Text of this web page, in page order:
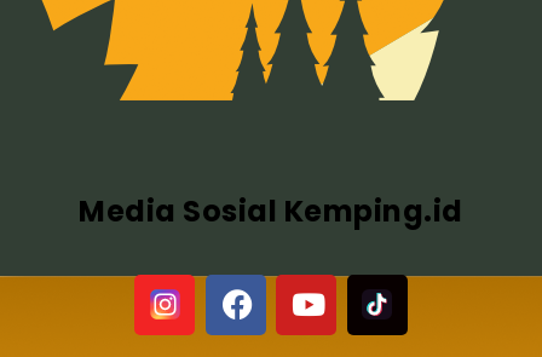
Media Sosial Kemping.id